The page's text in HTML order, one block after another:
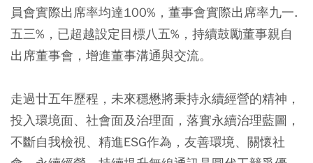
員會實際出席率均達100%，董事會實際出席率九一.
五三%，已超越設定目標八五%，持續鼓勵董事親自
出席董事會，增進董事溝通與交流。
走過廿五年歷程，未來穩懋將秉持永續經營的精神，
投入環境面、社會面及治理面，落實永續治理藍圖，
不斷自我檢視、精進ESG作為，友善環境、關懷社